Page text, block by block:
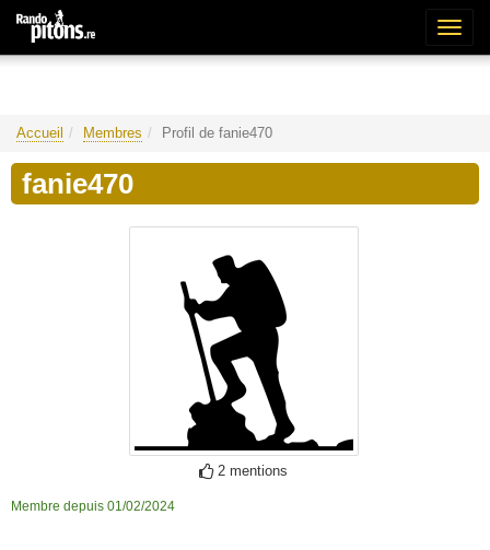
Accueil Membres Profil de fanie470
fanie470
2 mentions
Membre depuis 01/02/2024